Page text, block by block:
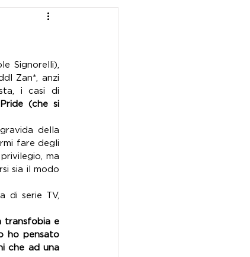
Zan*, anzi
i casi di
(che si
della
fare degli
ma
sia il modo
di serie TV,
transfobia e
ho pensato
che ad una